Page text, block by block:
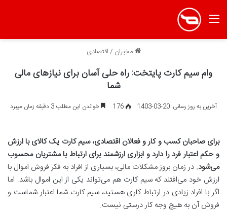
منو
مخبران /اقتصادی
وام سیم کارت پایتخت: راه حلی آسان برای نیازهای مالی
شما
آخرین به روز رسانی: 20-03-1403 176 خواندن این مطلب 3 دقیقه زمان میبرد
برای صاحبان کسب و کار و فعالان اقتصادی، سیم کارت یک کالای با ارزش
و حکم اعتبار فرد را دارد و ابزاری ارزشمند برای ارتباط با مشتریان محسوب
می‌شود. در زمان بروز مشکلات مالی، بسیاری از افراد به فکر فروش اموال با
ارزش خود می‌افتند که سیم کارت هم می‌تواند یکی از این اموال باشد. اما
اگر با افراد زیادی در ارتباط کاری هستید، سیم کارت شما اعتبار شماست و
فروش آن به هیچ وجه کار درستی نیست.